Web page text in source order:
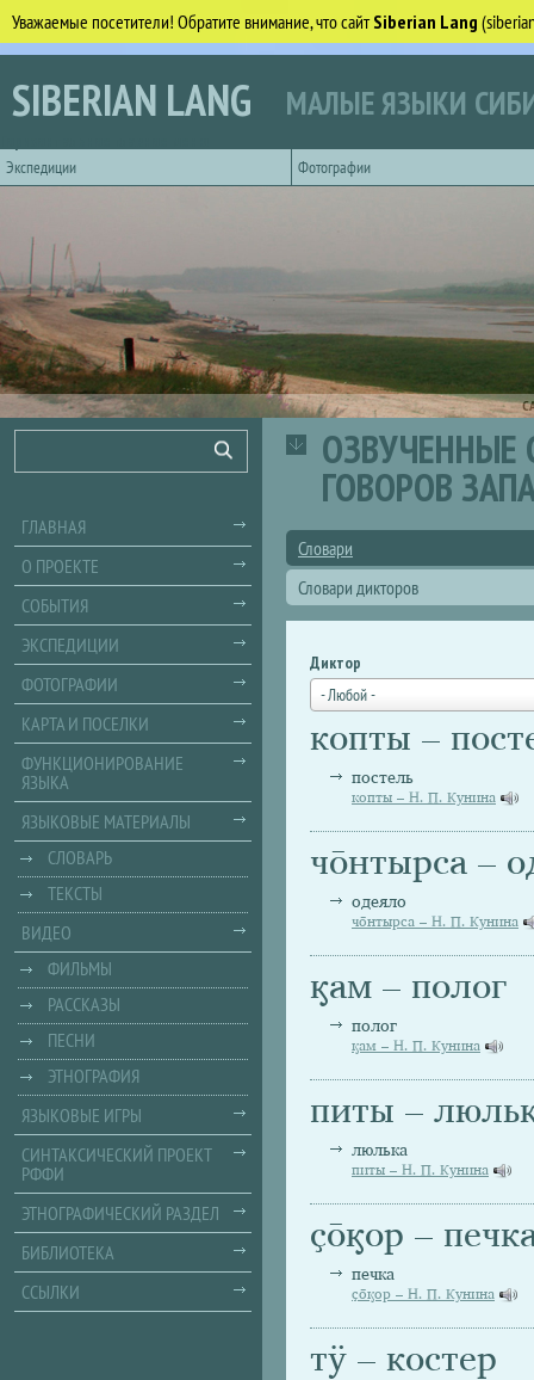
Уважаемые посетители! Обратите внимание, что сайтSiberian Lang
Перейти к основному содержанию
SIBERIAN LANG МАЛЫЕ ЯЗЫКИ
Экспедиции
Фотографии
ОЗВУЧЕННЫЕ
ГОВОРОВ
Словари
Словари дикторов
Диктор
- Любой -
копты –
постель
копты – Н. П. Кунина
чо̄нтырса –
одеяло
чо̄нтырса – Н. П. Кунина
ӄам – полог
полог
ӄам – Н. П. Кунина
питы –
люлька
питы – Н. П. Кунина
ҫо̄ӄор –
печка
ҫо̄ӄор – Н. П. Кунина
тӱ – костер
Поиск
ГЛАВНАЯ
О ПРОЕКТЕ
СОБЫТИЯ
ЭКСПЕДИЦИИ
ФОТОГРАФИИ
КАРТА И ПОСЕЛКИ
ФУНКЦИОНИРОВАНИЕ
ЯЗЫКА
ЯЗЫКОВЫЕ МАТЕРИАЛЫ
СЛОВАРЬ
ТЕКСТЫ
ВИДЕО
ФИЛЬМЫ
РАССКАЗЫ
ПЕСНИ
ЭТНОГРАФИЯ
ЯЗЫКОВЫЕ ИГРЫ
СИНТАКСИЧЕСКИЙ ПРОЕКТ
РФФИ
ЭТНОГРАФИЧЕСКИЙ РАЗДЕЛ
БИБЛИОТЕКА
ССЫЛКИ